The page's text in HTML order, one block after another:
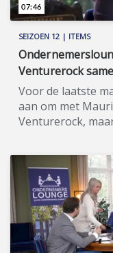
SEIZOEN 12 | ITEMS
Venturerock
Voor de laatste
aan om met
Venturerock,
Wesselink, de
bedrijven op en
meer dan 150
de wieg van (een
succesvol met
bouwde hij een
ondernemers',
07:46